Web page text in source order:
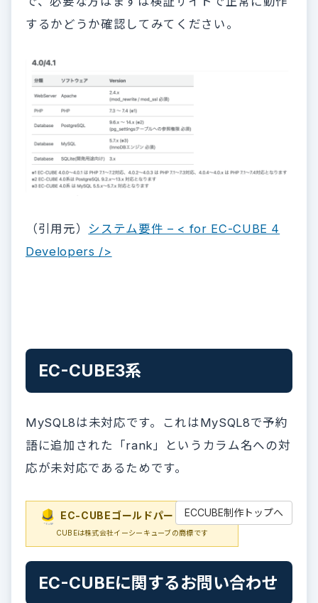
するかどうか確認してみてください。
（引用元） システム要件 – < for EC-CUBE 4
Developers />
EC-CUBE3系
MySQL8は未対応です。これはMySQL8で予約
語に追加された「rank」というカラム名への対
応が未対応であるためです。
EC-CUBEゴールドパートナーEC-
CUBEは株式会社イーシーキューブの商標です
ECCUBE制作トップへ
EC-CUBEに関するお問い合わせ